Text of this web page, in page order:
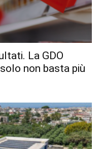
La GDO
non basta più